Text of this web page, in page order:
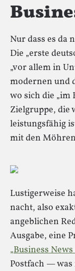
Nur dass es da
Die „erste
„vor allem in
modernen und
wo sich die „im
Zielgruppe,
leistungsfähig
mit den
Lustigerweise
nacht, also
angeblichen
Ausgabe, eine
„Business
Postfach —